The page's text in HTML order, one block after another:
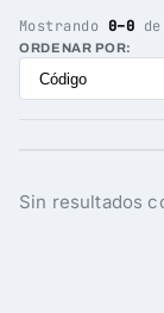
Mostrando 0–0
ORDENAR POR:
Sin resultados